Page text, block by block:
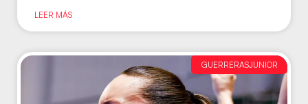
LEER MÁS
GUERRERASJUNIOR